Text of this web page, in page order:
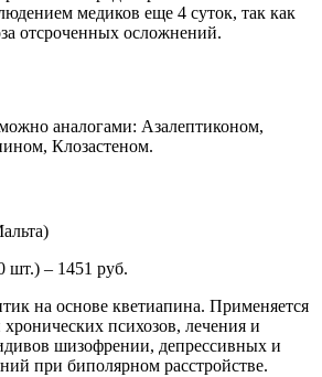
медиков еще 4 суток, так как
отсроченных осложнений.
аналогами: Азалептиконом,
Клозастеном.
шт.) – 1451 руб.
на основе кветиапина. Применяется
психозов, лечения и
шизофрении, депрессивных и
при биполярном расстройстве.